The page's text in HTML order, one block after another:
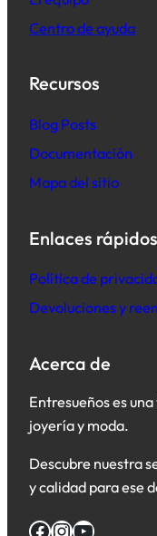
Centro de ayuda
Recursos
Blog Posts
Documentación
Mapa del sitio
Enlaces rápidos
Política de
Devoluciones y
Acerca de
Entresueños es
joyería y moda.
Descubre nuestra
y calidad para ese
Facebook InstagramYouTube